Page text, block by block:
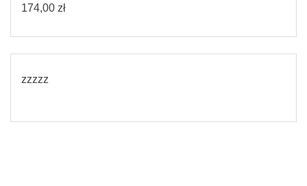
174,00 zł
zzzzz